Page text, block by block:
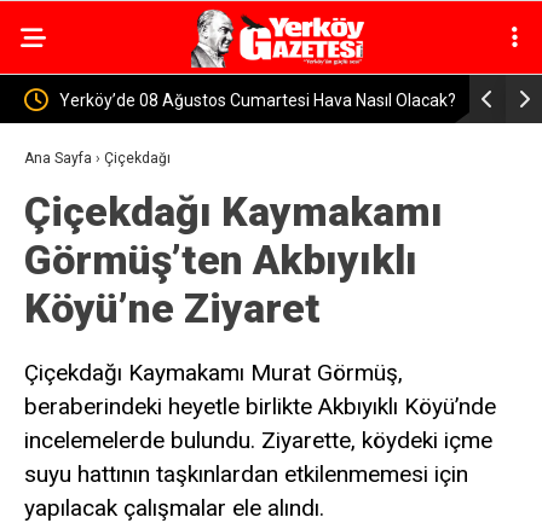
Hava Nasıl Olacak? Yozgat’ta Mobil Sosyal Hizmetlerle Mevsimlik
Ana Sayfa › Çiçekdağı
Çiçekdağı Kaymakamı
Görmüş’ten Akbıyıklı
Köyü’ne Ziyaret
Çiçekdağı Kaymakamı Murat Görmüş,
beraberindeki heyetle birlikte Akbıyıklı Köyü’nde
incelemelerde bulundu. Ziyarette, köydeki içme
suyu hattının taşkınlardan etkilenmemesi için
yapılacak çalışmalar ele alındı.